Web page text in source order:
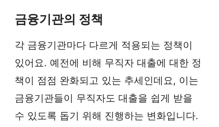
금융기관의 정책
각 금융기관마다 다르게 적용되는 정책이
있어요. 예전에 비해 무직자 대출에 대한 정
책이 점점 완화되고 있는 추세인데요, 이는
금융기관들이 무직자도 대출을 쉽게 받을
수 있도록 돕기 위해 진행하는 변화입니다.